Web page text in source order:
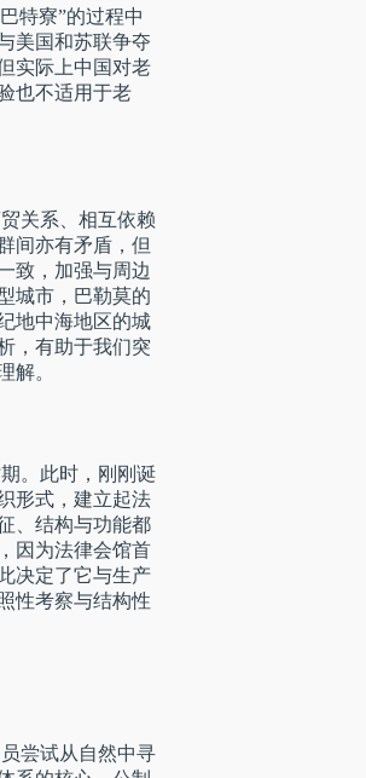
特寮”的过程中
美国和苏联争夺
实际上中国对老
也不适用于老
关系、相互依赖
间亦有矛盾，但
致，加强与周边
城市，巴勒莫的
地中海地区的城
，有助于我们突
解。
。此时，刚刚诞
形式，建立起法
、结构与功能都
因为法律会馆首
决定了它与生产
性考察与结构性
尝试从自然中寻